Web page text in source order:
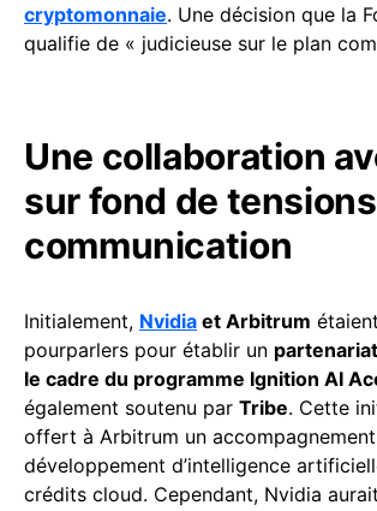
cryptomonnaie. Une décision que la
qualifie de « judicieuse sur le plan
Une collaboration
sur fond de
communication
Initialement, Nvidia et Arbitrum
pourparlers pour établir un
le cadre du programme Ignition AI
également soutenu par Tribe. Cette
offert à Arbitrum un
développement d’intelligence
crédits cloud. Cependant, Nvidia